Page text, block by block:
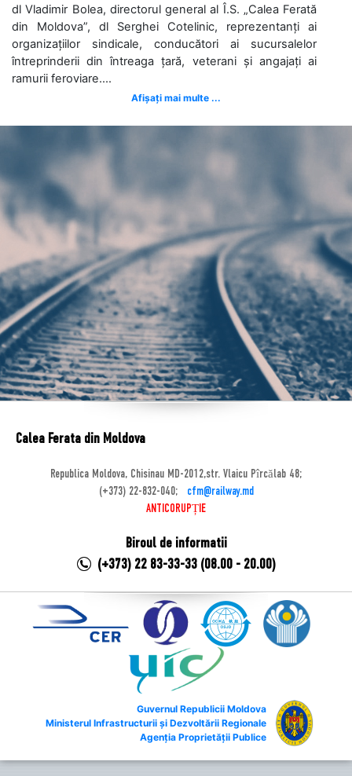
dl Vladimir Bolea, directorul general al Î.S. „Calea Ferată
din Moldova”, dl Serghei Cotelinic, reprezentanți ai
organizațiilor sindicale, conducători ai sucursalelor
întreprinderii din întreaga țară, veterani și angajați ai
ramurii feroviare....
Afișați mai multe ...
Calea Ferata din Moldova
Republica Moldova, Chisinau MD-2012,str. Vlaicu Pîrcălab 48;
(+373) 22-832-040;
cfm@railway.md
ANTICORUPȚIE
Biroul de informatii
(+373) 22 83-33-33 (08.00 - 20.00)
Guvernul Republicii Moldova
Ministerul Infrastructurii și Dezvoltării Regionale
Agenția Proprietății Publice